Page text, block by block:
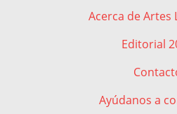
Acerca de Artes
Editorial
Ayúdanos a